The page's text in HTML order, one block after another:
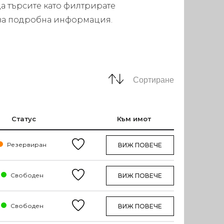
търсите като филтрирате
подробна информация.
Сортиране
Статус Към имот
Резервиран ВИЖ ПОВЕЧЕ
Свободен ВИЖ ПОВЕЧЕ
Свободен ВИЖ ПОВЕЧЕ